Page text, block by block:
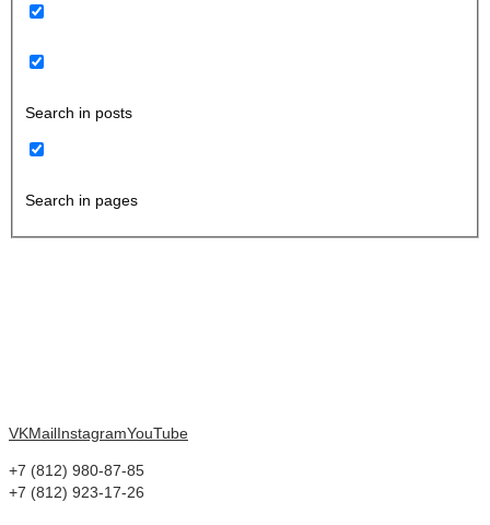
Search in posts
Search in pages
VKMailInstagramYouTube
+7 (812) 980-87-85
+7 (812) 923-17-26